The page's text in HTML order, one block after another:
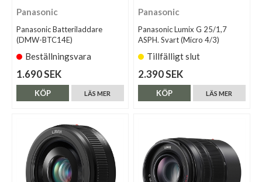
Panasonic
Panasonic Batteriladdare
(DMW-BTC14E)
Beställningsvara
1.690 SEK
LÄS MER
KÖP
Panasonic
Panasonic Lumix G 25/1,7
ASPH. Svart (Micro 4/3)
Tillfälligt slut
2.390 SEK
LÄS MER
KÖP